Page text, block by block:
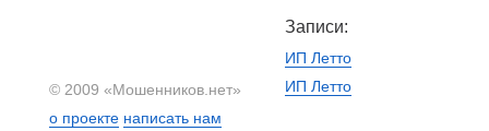
Записи:
ИП Летто
ИП Летто
© 2009 «Мошенников.нет»
о проекте написать нам